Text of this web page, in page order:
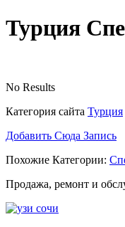
Турция
No Results
Категория сайта Турция
Добавить Сюда Запись
Похожие Категории:
Продажа, ремонт и